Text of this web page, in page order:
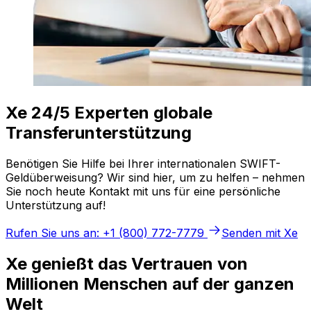
Xe 24/5 Experten globale
Transferunterstützung
Benötigen Sie Hilfe bei Ihrer internationalen SWIFT-
Geldüberweisung? Wir sind hier, um zu helfen – nehmen
Sie noch heute Kontakt mit uns für eine persönliche
Unterstützung auf!
Rufen Sie uns an: +1 (800) 772-7779
Senden mit Xe
Xe genießt das Vertrauen von
Millionen Menschen auf der ganzen
Welt